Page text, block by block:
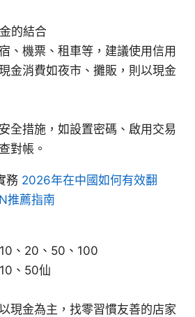
的結合
、機票、租車等，建議使用信用
金消費如夜市、攤販，則以現金
全措施，如設置密碼、啟用交易
對帳。
務 2026年在中國如何有效翻
推薦指南
、20、50、100
、50仙
現金為主，找零習慣友善的店家